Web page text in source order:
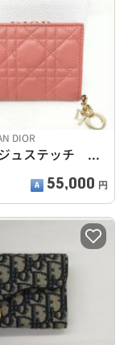
DIOR
カナージュステッチ ミニウォレット
55,000 円